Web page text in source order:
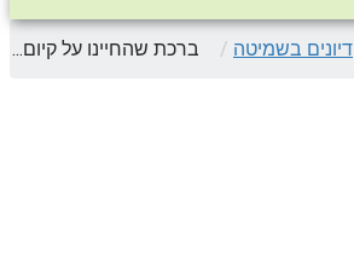
דיונים בשמיטה / ברכת שהחיינו על קיום...